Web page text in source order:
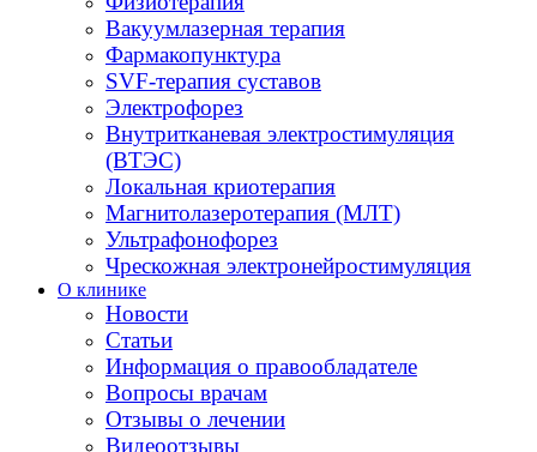
Вакуумлазерная терапия
Фармакопунктура
SVF-терапия суставов
Электрофорез
Внутритканевая электростимуляция
(ВТЭС)
Локальная криотерапия
Магнитолазеротерапия (МЛТ)
Ультрафонофорез
Чрескожная электронейростимуляция
О клинике
Новости
Статьи
Информация о правообладателе
Вопросы врачам
Отзывы о лечении
Видеоотзывы